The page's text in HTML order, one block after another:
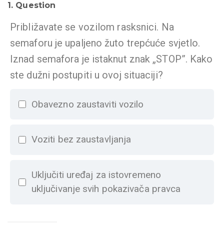
1. Question
Približavate se vozilom rasksnici. Na
semaforu je upaljeno žuto trepćuće svjetlo.
Iznad semafora je istaknut znak „STOP”. Kako
ste dužni postupiti u ovoj situaciji?
Obavezno zaustaviti vozilo
Voziti bez zaustavljanja
Uključiti uređaj za istovremeno
uključivanje svih pokazivača pravca